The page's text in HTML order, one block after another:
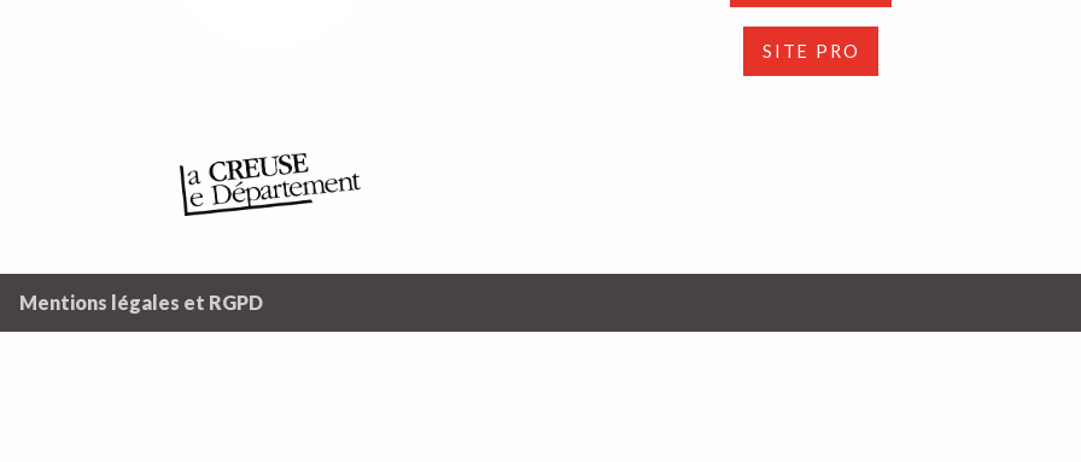
SITE PRO
Mentions légales et RGPD